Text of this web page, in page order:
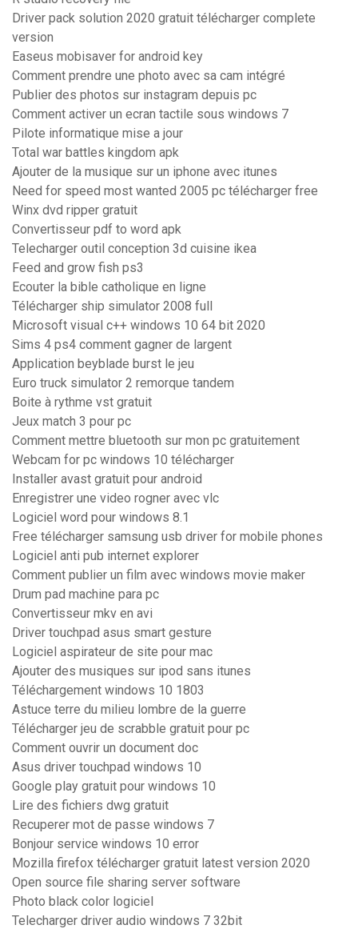
Driver pack solution 2020 gratuit télécharger complete
version
Easeus mobisaver for android key
Comment prendre une photo avec sa cam intégré
Publier des photos sur instagram depuis pc
Comment activer un ecran tactile sous windows 7
Pilote informatique mise a jour
Total war battles kingdom apk
Ajouter de la musique sur un iphone avec itunes
Need for speed most wanted 2005 pc télécharger free
Winx dvd ripper gratuit
Convertisseur pdf to word apk
Telecharger outil conception 3d cuisine ikea
Feed and grow fish ps3
Ecouter la bible catholique en ligne
Télécharger ship simulator 2008 full
Microsoft visual c++ windows 10 64 bit 2020
Sims 4 ps4 comment gagner de largent
Application beyblade burst le jeu
Euro truck simulator 2 remorque tandem
Boite à rythme vst gratuit
Jeux match 3 pour pc
Comment mettre bluetooth sur mon pc gratuitement
Webcam for pc windows 10 télécharger
Installer avast gratuit pour android
Enregistrer une video rogner avec vlc
Logiciel word pour windows 8.1
Free télécharger samsung usb driver for mobile phones
Logiciel anti pub internet explorer
Comment publier un film avec windows movie maker
Drum pad machine para pc
Convertisseur mkv en avi
Driver touchpad asus smart gesture
Logiciel aspirateur de site pour mac
Ajouter des musiques sur ipod sans itunes
Téléchargement windows 10 1803
Astuce terre du milieu lombre de la guerre
Télécharger jeu de scrabble gratuit pour pc
Comment ouvrir un document doc
Asus driver touchpad windows 10
Google play gratuit pour windows 10
Lire des fichiers dwg gratuit
Recuperer mot de passe windows 7
Bonjour service windows 10 error
Mozilla firefox télécharger gratuit latest version 2020
Open source file sharing server software
Photo black color logiciel
Telecharger driver audio windows 7 32bit